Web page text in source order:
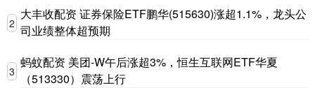
2
大丰收配资 证券保险ETF鹏华(515630)涨超1.1%，龙头公
司业绩整体超预期
3
蚂蚊配资 美团-W午后涨超3%，恒生互联网ETF华夏
（513330）震荡上行